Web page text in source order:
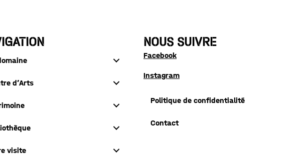
d’Arts
visite
NOUS SUIVRE
Facebook
Instagram
Politique de confidentialité
Contact